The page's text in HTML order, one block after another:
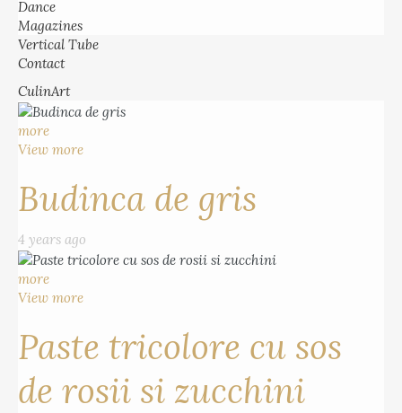
Dance
Magazines
Vertical Tube
Contact
CulinArt
more
View more
Budinca de gris
4 years ago
more
View more
Paste tricolore cu sos
de rosii si zucchini